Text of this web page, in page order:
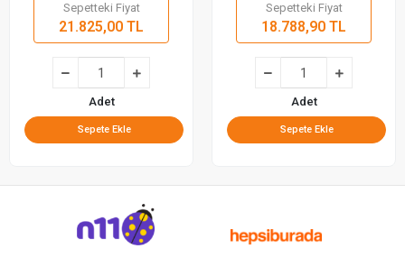
Sepetteki Fiyat
21.825,00 TL
Adet
Sepete Ekle
Sepetteki Fiyat
18.788,90 TL
Adet
Sepete Ekle